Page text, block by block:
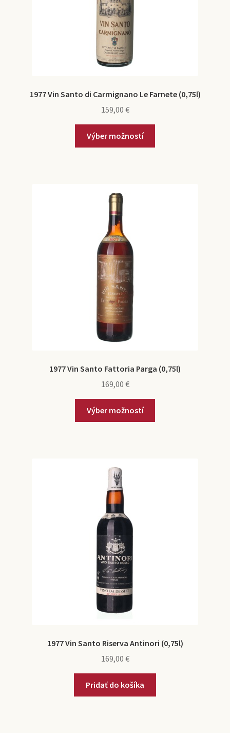
1977 Vin Santo di Carmignano Le Farnete (0,75l)
159,00 €
Výber možností
1977 Vin Santo Fattoria Parga (0,75l)
169,00 €
Výber možností
1977 Vin Santo Riserva Antinori (0,75l)
169,00 €
Pridať do košíka